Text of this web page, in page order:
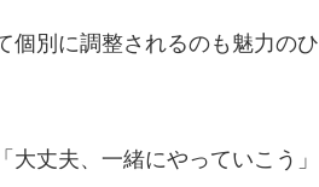
個別に調整されるのも魅力のひ
丈夫、一緒にやっていこう」